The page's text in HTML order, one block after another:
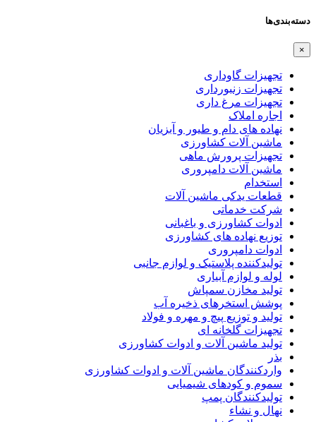
دسته‌بندی‌ها
×
تجهیزات گاوداری
تجهیزات زنبورداری
تجهیزات مرغ داری
اجاره املاک
نهاده های دام و طیور و آبزیان
ماشین آلات کشاورزی
تجهیزات پرورش ماهی
ماشین آلات دامپروری
استخدام
قطعات یدکی ماشین آلات
شرکت خدماتی
ادوات کشاورزی و باغبانی
توزیع نهاده های کشاورزی
ادوات دامپروری
تولیدکننده پلاستیک و لوازم جانبی
لوله و لوازم آبیاری
تولید مخازن سمپاش
پوشش استخرهای ذخیره آب
تولید و توزیع پیچ و مهره و فولاد
تجهیزات گلخانه ای
تولید ماشین آلات و ادوات کشاورزی
بذر
واردکنندگان ماشین آلات و ادوات کشاورزی
سموم و کودهای شیمیایی
تولیدکنندگان پمپ
نهال و نشاء